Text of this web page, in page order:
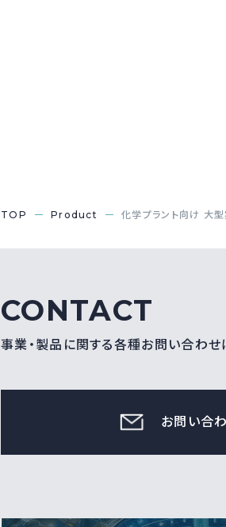
TOP Product 化学プラント向け 大
CONTACT
事業・製品に関する各種お問い合わせ
お問い合